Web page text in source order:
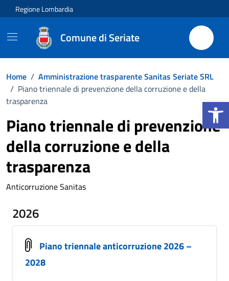
Apri la
Vai ai contenuti
Vai al footer
Regione Lombardia
Comune di Seriate
Home / Amministrazione trasparente Sanitas Seriate SRL
/ Piano triennale di prevenzione della corruzione e della
trasparenza
Piano triennale di prevenzione
della corruzione e della
trasparenza
Anticorruzione Sanitas
2026
Piano triennale anticorruzione 2026 –
2028